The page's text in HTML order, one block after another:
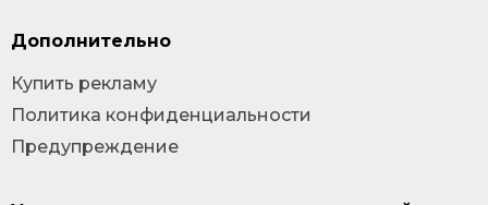
Дополнительно
Купить рекламу
Политика конфиденциальности
Предупреждение